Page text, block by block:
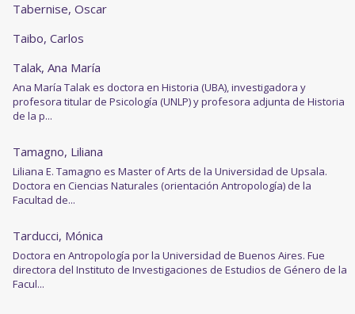
Tabernise, Oscar
Taibo, Carlos
Talak, Ana María
Ana María Talak es doctora en Historia (UBA), investigadora y
profesora titular de Psicología (UNLP) y profesora adjunta de Historia
de la p...
Tamagno, Liliana
Liliana E. Tamagno es Master of Arts de la Universidad de Upsala.
Doctora en Ciencias Naturales (orientación Antropología) de la
Facultad de...
Tarducci, Mónica
Doctora en Antropología por la Universidad de Buenos Aires. Fue
directora del Instituto de Investigaciones de Estudios de Género de la
Facul...